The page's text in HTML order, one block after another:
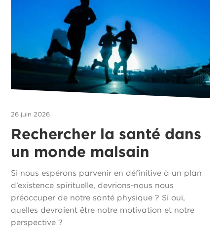
26 juin 2026
Rechercher la santé dans
un monde malsain
Si nous espérons parvenir en définitive à un plan
d’existence spirituelle, devrions-nous nous
préoccuper de notre santé physique ? Si oui,
quelles devraient être notre motivation et notre
perspective ?